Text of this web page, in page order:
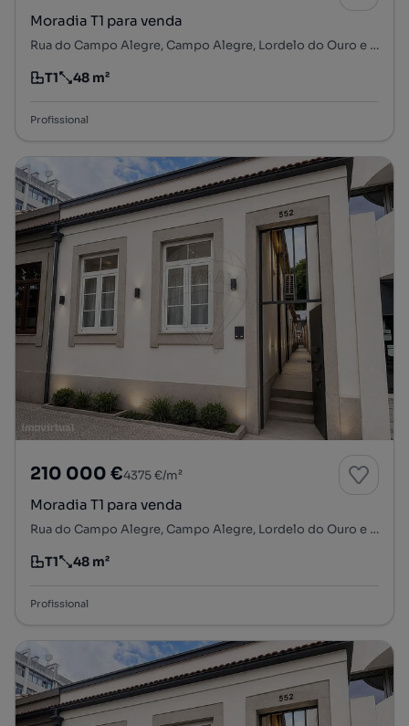
Moradia T1 para venda
Rua do Campo Alegre, Campo Alegre, Lordelo do Ouro e Massarelos, Porto, Porto
Tipologia
T1
Preço por metro quadrado
48 m²
Profissional
210 000 €4375 €/m²
Moradia T1 para venda
Rua do Campo Alegre, Campo Alegre, Lordelo do Ouro e Massarelos, Porto, Porto
Tipologia
T1
Preço por metro quadrado
48 m²
Profissional